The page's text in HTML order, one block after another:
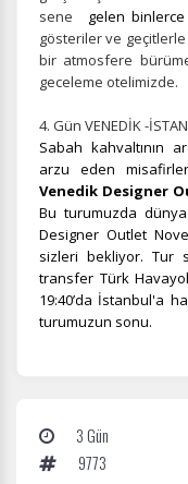
Zorunlu
Oturum yönetimi,
devre dışı
İstatistik
Ziyaretçilerin siteyi
ölçeriz. Hangi
kullanıcıların
Pazarlama
sene
gelen
gösteriler ve
bir atmosfere
geceleme otelimizde.
4. Gün VENEDİK -
Sabah kahvaltının
arzu eden
Venedik Designer
Bu turumuzda
Designer Outlet
sizleri bekliyor. Tur
transfer Türk
19:40’da İstanbul'a
turumuzun sonu.
3 Gün
9773